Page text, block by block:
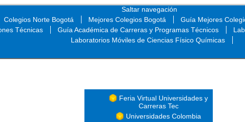
Saltar navegación
Colegios Norte Bogotá Mejores Colegios Bogotá Guía Mejores
Técnicas
Guía Académica de Carreras y Programas Técnicos
Laboratorios Móviles de Ciencias Físico Químicas
Feria Virtual Universidades y
Carreras Tec
Universidades Colombia